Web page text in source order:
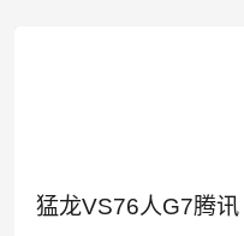
猛龙VS76人G7腾讯